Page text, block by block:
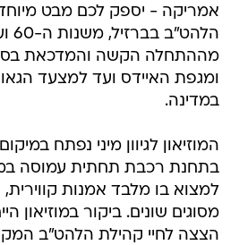
אמריקה - יספק לכם מבט
מההתחלה הקשה והמדכאת
ומגפת האיידס ועד למצעד
במדינה.
המוזיאון לגיוון מיני נפתח
בתחנת רכבת תחתית עמוסה
למצוא בו מלבד אמנות
מסוגים שונים. ביקור במוזיאון
הצצה לחיי קהילת הלהט"ב